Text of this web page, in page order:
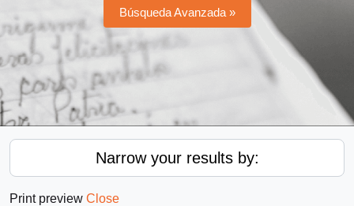
Búsqueda Avanzada »
Narrow your results by:
Print preview Close